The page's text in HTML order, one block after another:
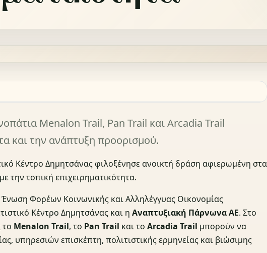
Menalon Trail, Pan Trail και Arcadia Trail
και την ανάπτυξη προορισμού.
Κέντρο Δημητσάνας φιλοξένησε ανοικτή δράση αφιερωμένη στα
την τοπική επιχειρηματικότητα.
Ένωση Φορέων Κοινωνικής και Αλληλέγγυας Οικονομίας
Κέντρο Δημητσάνας και ηΑναπτυξιακή Πάρνωνα ΑΕ. Στο
Menalon Trail, το Pan Trail και τοArcadia Trail μπορούν να
υπηρεσιών επισκέπτη, πολιτιστικής ερμηνείας και βιώσιμης